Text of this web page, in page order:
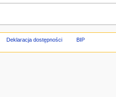
Deklaracja dostępności BIP